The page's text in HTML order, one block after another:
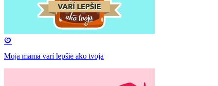
Moja mama varí lepšie ako tvoja